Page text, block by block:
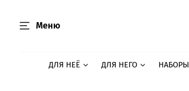
Меню
ДЛЯ НЕЁ ДЛЯ НЕГО НАБОРЫ